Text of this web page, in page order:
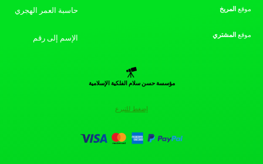
موقع المريخ
موقع المشتري
حاسبة العمر الهجري
الإسم إلى رقم
مؤسسة حسن سلام الفلكية الإسلامية
إضغط للتبرع